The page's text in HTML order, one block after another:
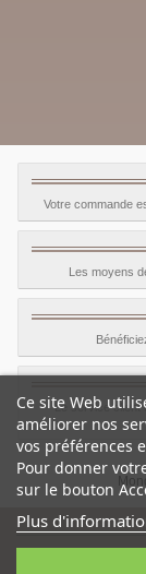
Votre commande
Les moyens
Le service client
Ce site Web
améliorer nos
vos préférences
Pour donner
sur le bouton
Plus